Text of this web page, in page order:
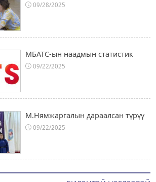
09/28/2025
МБАТС-ын наадмын статистик
09/22/2025
М.Нямжаргалын дараалсан түрүү
09/22/2025